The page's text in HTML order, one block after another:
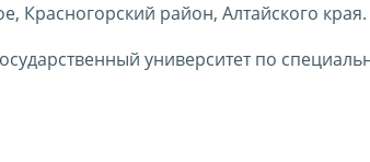
Красногорский район, Алтайского края.
университет по